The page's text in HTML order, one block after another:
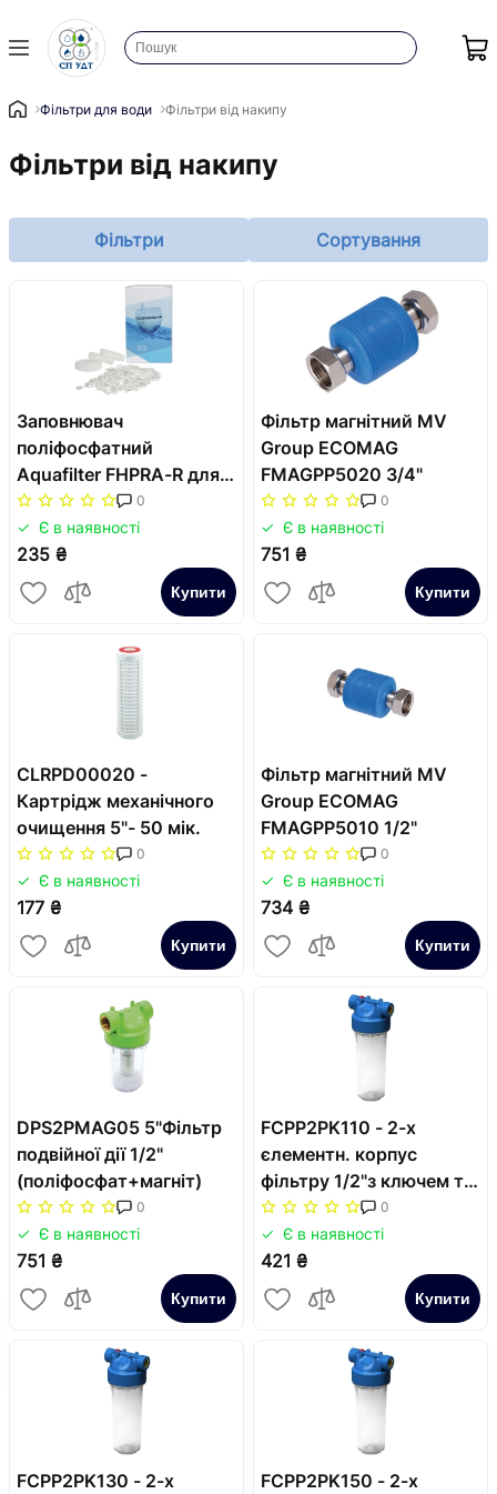
Фільтри для води Фільтри від накипу
Фільтри від накипу
Фільтри Сортування
Заповнювач
поліфосфатний
Aquafilter FHPRA-R для
фільтра 250г 0
Є в наявності
235 ₴
Купити
Фільтр магнітний MV
Group ECOMAG
FMAGPP5020 3/4"
0
Є в наявності
751 ₴
Купити
CLRPD00020 -
Картрідж механічного
очищення 5"- 50 мік.
0
Є в наявності
177 ₴
Купити
Фільтр магнітний MV
Group ECOMAG
FMAGPP5010 1/2"
0
Є в наявності
734 ₴
Купити
DPS2PMAG05 5"Фільтр
подвійної дії 1/2"
(поліфосфат+магніт)
0
Є в наявності
751 ₴
Купити
FCPP2PK110 - 2-х
єлементн. корпус
фільтру 1/2"з ключем та
пластиною
0
Є в наявності
421 ₴
Купити
FCPP2PK130 - 2-х
FCPP2PK150 - 2-х